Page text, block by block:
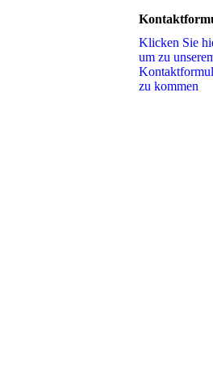
Klicken Sie
um zu
zu kommen